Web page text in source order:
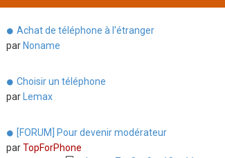
Achat de téléphone à l'étranger
par Noname
Choisir un téléphone
par
Lemax
[FORUM] Pour devenir modérateur
parTopForPhone